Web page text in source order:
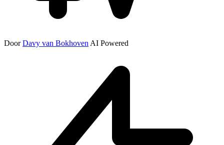
DoorDavy van Bokhoven AI Powered